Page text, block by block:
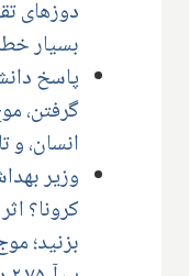
بسیار
پاسخ
گرفتن،
انسان، و
وزیر
بزنید؛